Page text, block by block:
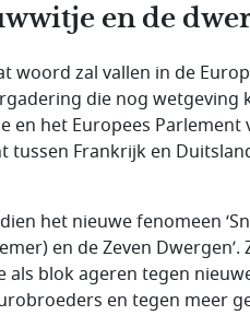
en de
woord zal vallen in de
die nog wetgeving
en het Europees
tussen Frankrijk en
het nieuwe fenomeen
en de Zeven
als blok ageren tegen
en tegen meer